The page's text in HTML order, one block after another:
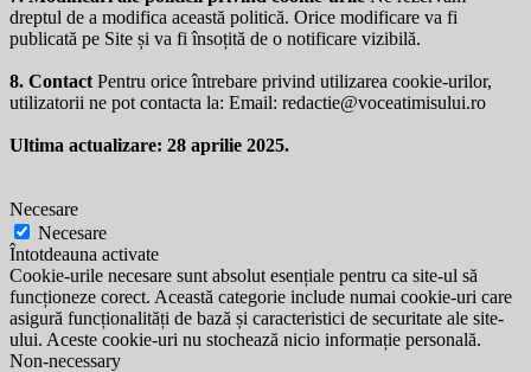
dreptul de a modifica această politică. Orice modificare va fi
publicată pe Site și va fi însoțită de o notificare vizibilă.
8. Contact Pentru orice întrebare privind utilizarea cookie-urilor,
utilizatorii ne pot contacta la: Email: redactie@voceatimisului.ro
Ultima actualizare: 28 aprilie 2025.
Necesare
Necesare
Întotdeauna activate
Cookie-urile necesare sunt absolut esențiale pentru ca site-ul să
funcționeze corect. Această categorie include numai cookie-uri care
asigură funcționalități de bază și caracteristici de securitate ale site-
ului. Aceste cookie-uri nu stochează nicio informație personală.
Non-necessary